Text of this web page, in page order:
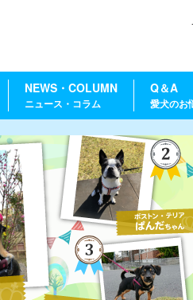
NEWS・COLUMN
ニュース・コラム
Q＆A
愛犬のお